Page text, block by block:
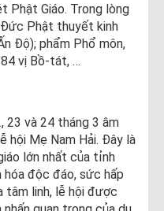
Phật Giáo. Trong lòng
Đức Phật thuyết kinh
Độ); phẩm Phổ môn,
vị Bồ-tát, …
23 và 24 tháng 3 âm
hội Mẹ Nam Hải. Đây là
lớn nhất của tỉnh
hóa độc đáo, sức hấp
tâm linh, lễ hội được